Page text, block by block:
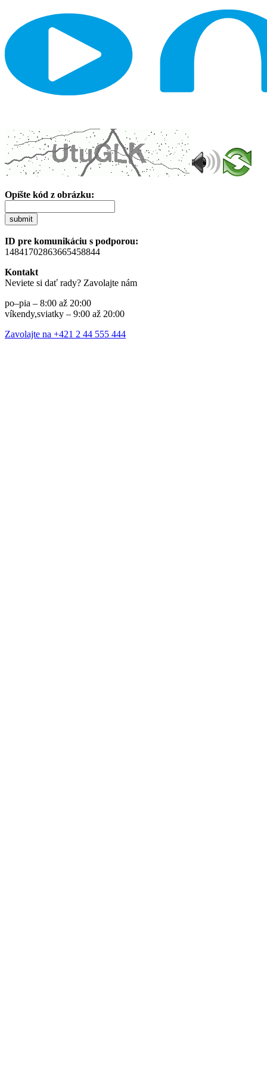
Opíšte kód z obrázku:
submit
ID pre komunikáciu s podporou:
14841702863665458844
Kontakt
Neviete si dať rady? Zavolajte nám
po–pia – 8:00 až 20:00
víkendy,sviatky – 9:00 až 20:00
Zavolajte na +421 2 44 555 444